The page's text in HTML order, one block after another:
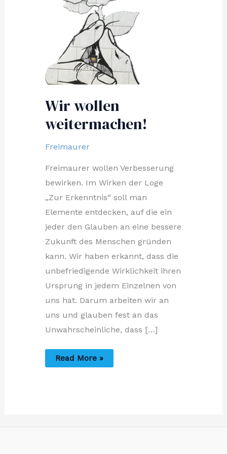
Wir wollen
weitermachen!
Freimaurer
Freimaurer wollen Verbesserung
bewirken. Im Wirken der Loge
„Zur Erkenntnis“ soll man
Elemente entdecken, auf die ein
jeder den Glauben an eine bessere
Zukunft des Menschen gründen
kann. Wir haben erkannt, dass die
unbefriedigende Wirklichkeit ihren
Ursprung in jedem Einzelnen von
uns hat. Darum arbeiten wir an
uns und glauben fest an das
Unwahrscheinliche, dass […]
Wir
wollen
Read More »